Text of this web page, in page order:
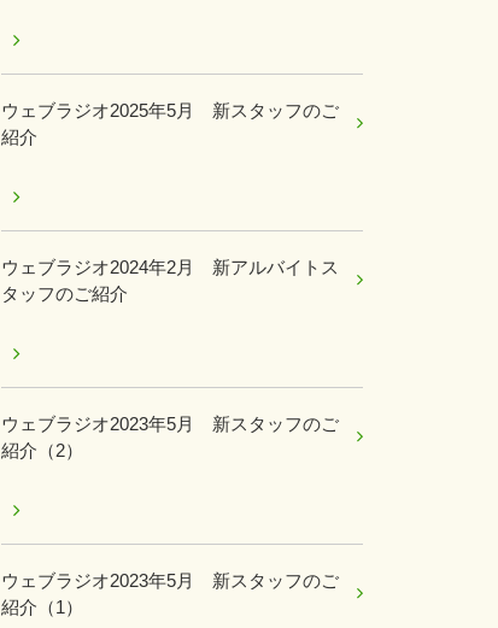
ウェブラジオ2025年5月 新スタッフのご
紹介
ウェブラジオ2024年2月 新アルバイトス
タッフのご紹介
ウェブラジオ2023年5月 新スタッフのご
紹介（2）
ウェブラジオ2023年5月 新スタッフのご
紹介（1）